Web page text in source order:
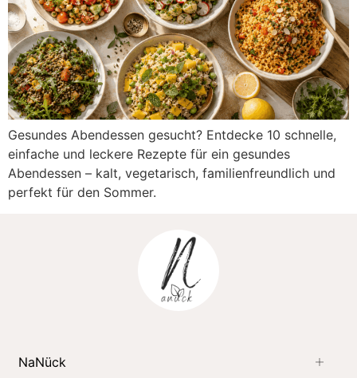
Gesundes Abendessen gesucht? Entdecke 10 schnelle,
einfache und leckere Rezepte für ein gesundes
Abendessen – kalt, vegetarisch, familienfreundlich und
perfekt für den Sommer.
NaNück